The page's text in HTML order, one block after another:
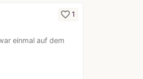
einmal auf dem
favorite_border1